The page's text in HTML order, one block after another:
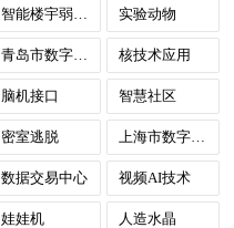
智能楼宇弱电系统 实验动物
青岛市数字政府 核技术应用
脑机接口 智慧社区
密室逃脱
数据交易中心 视频AI技术
娃娃机 人造水晶